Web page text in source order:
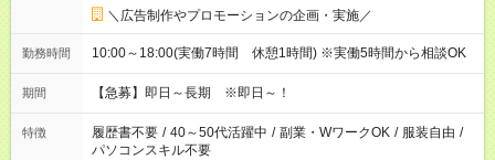
＼広告制作やプロモーションの企画・実施／
勤務時間 10:00～18:00(実働7時間 休憩1時間) ※実働5時間から相談OK
期間 【急募】即日～長期 ※即日～！
特徴 履歴書不要 / 40～50代活躍中 / 副業・WワークOK / 服装自由 /
パソコンスキル不要